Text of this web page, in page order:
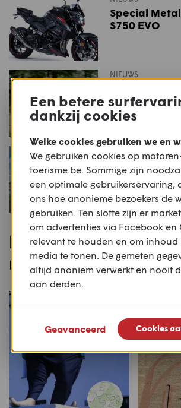
Special
S750 EVO
NIEUWS
Rij-indruk:
Voge 500DSX
Populaire routes
motor
Een betere
dankzij cookies
Welke cookies gebruiken we en
We gebruiken cookies op
toerisme.be. Sommige zijn
een optimale gebruikerservaring,
ons hoe anonieme bezoekers de
gebruiken. Ten slotte zijn er
om advertenties via Facebook en
relevant te houden en om inhoud
media te tonen. De gemeten
altijd anoniem verwerkt en nooit
aan derden.
Geavanceerd Cookies